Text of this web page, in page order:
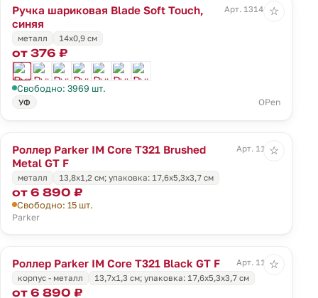
Ручка шариковая Blade Soft Touch,
синяя
Арт. 13141.40
металл 14х0,9 см
от 376 ₽
Свободно: 3969 шт.
УФ OPen
☆
Роллер Parker IM Core T321 Brushed
Metal GT F
Арт. 11928
металл 13,8x1,2 см; упаковка: 17,6x5,3x3,7 см
от 6 890 ₽
Свободно: 15 шт.
Parker
☆
Роллер Parker IM Core T321 Black GT F
Арт. 11929
корпус - металл
13,7x1,3 см; упаковка: 17,6x5,3x3,7 см
от 6 890 ₽
☆